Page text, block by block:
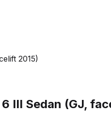
2015)
III Sedan (GJ,